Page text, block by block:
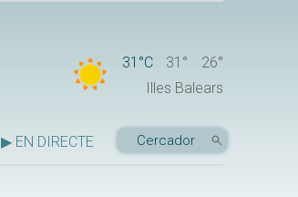
31°C 31°
26°
Illes Balears
▶ EN DIRECTE